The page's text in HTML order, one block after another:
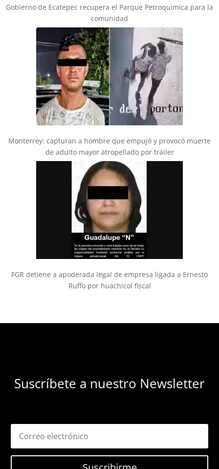
Gobierno de Ecatepec recupera el Parque Petroquímica para la
comunidad
Monterrey: capturan a hombre que empujó y provocó muerte
de adulto mayor atropellado por tráiler
FGR detiene a apoderada legal de empresa ligada a Ernesto
Ruffo por huachicol fiscal
Suscríbete a nuestro Newsletter